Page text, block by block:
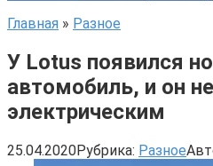
Главная » Разное
У Lotus появился
автомобиль, и он
электрическим
25.04.2020Рубрика: Разное